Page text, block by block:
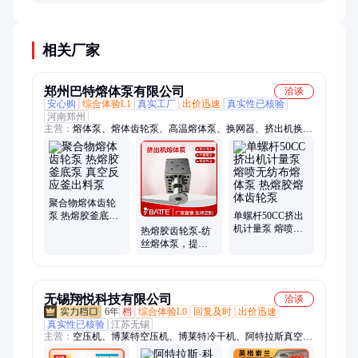
相关厂家
郑州巴特熔体泵有限公司
洽谈
安心购
综合体验L1 真实工厂 出价迅速
真实性已核验
河南郑州
主营： 熔体泵、熔体齿轮泵、高温熔体泵、换网器、挤出机换网
器、自动换网器
聚合物熔体齿轮
泵 热熔胶釜底泵
热熔胶齿轮泵-纺
丝熔体泵，提供
单螺杆50CC挤出
机计量泵 熔喷无
无锡翔悦科技有限公司
洽谈
6年 档 综合体验L0 回复及时 出价迅速
真实性已核验 江苏无锡
主营： 空压机、博莱特空压机、博莱特冷干机、阿特拉斯真空
泵、品牌空压机保养维修、纽曼泰克干燥设备、空压机保养耗